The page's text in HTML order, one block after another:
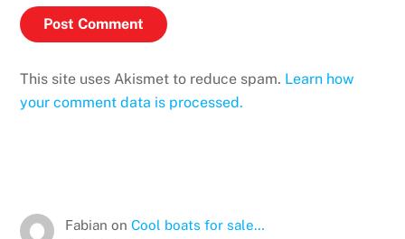
This site uses Akismet to reduce spam. Learn how
your comment data is processed.
Fabian on Cool boats for sale…